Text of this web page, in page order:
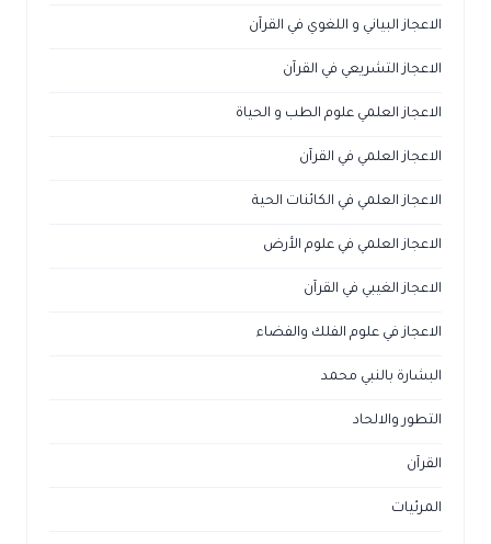
الاعجاز البياني و اللغوي في القرآن
الاعجاز التشريعي في القرآن
الاعجاز العلمي علوم الطب و الحياة
الاعجاز العلمي في القرآن
الاعجاز العلمي في الكائنات الحية
الاعجاز العلمي في علوم الأرض
الاعجاز الغيبي في القرآن
الاعجاز في علوم الفلك والفضاء
البشارة بالنبي محمد
التطور والالحاد
القرآن
المرئيات